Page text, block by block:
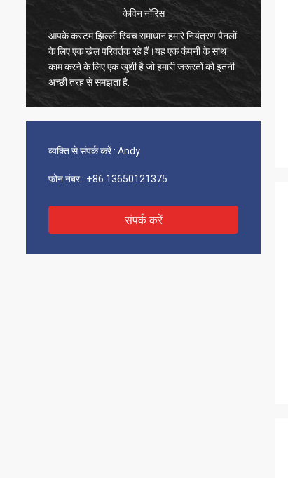
केविन नॉरिस
आपके कस्टम झिल्ली स्विच समाधान हमारे नियंत्रण पैनलों
के लिए एक खेल परिवर्तक रहे हैं।यह एक कंपनी के साथ
काम करने के लिए एक खुशी है जो हमारी जरूरतों को इतनी
अच्छी तरह से समझता है.
व्यक्ति से संपर्क करें : Andy
फ़ोन नंबर : +86 13650121375
संपर्क करें